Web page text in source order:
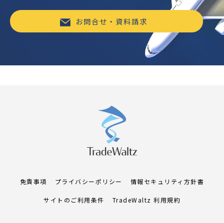
お問合せ・資料請求
免責事項 プライバシーポリシー 情報セキュリティ方針書
サイトのご利用条件 TradeWaltz 利用規約